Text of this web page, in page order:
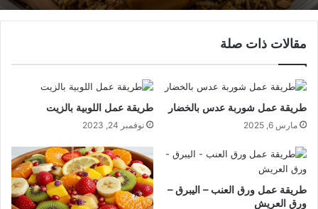
مقالات ذات صلة
طريقة عمل شوربة عدس بالخضار
مارس 6, 2025
طريقة عمل اللوبية بالزيت
نوفمبر 24, 2023
طريقة عمل ورق العنب – اليبرق –
ورق العريش